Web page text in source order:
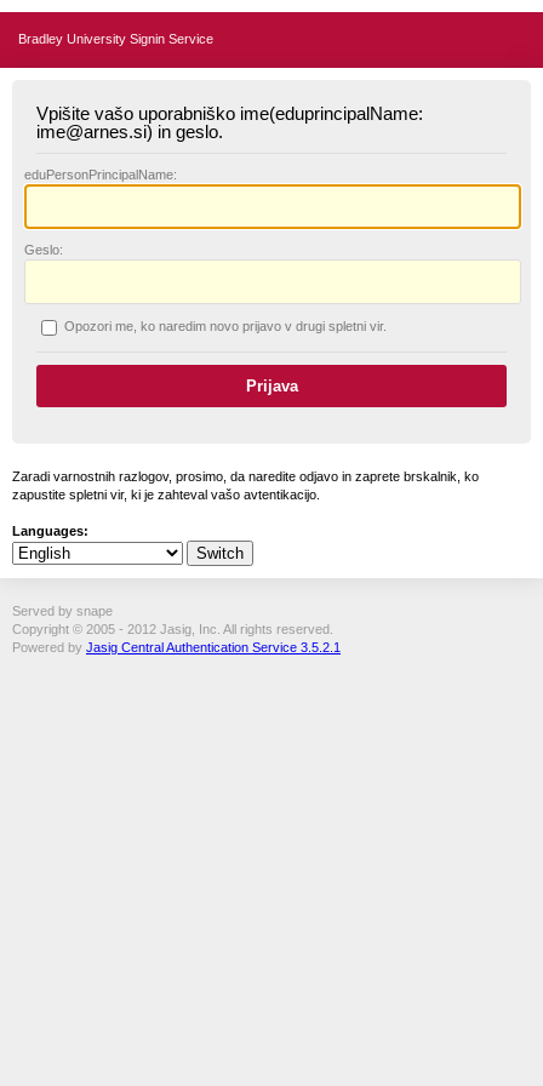
Bradley University Signin Service
Vpišite vašo uporabniško ime(eduprincipalName:
ime@arnes.si) in geslo.
eduPersonPrincipalName:
Geslo:
Opozori me, ko naredim novo prijavo v drugi spletni vir.
Zaradi varnostnih razlogov, prosimo, da naredite odjavo in zaprete brskalnik, ko
zapustite spletni vir, ki je zahteval vašo avtentikacijo.
Languages:
Served by snape
Copyright © 2005 - 2012 Jasig, Inc. All rights reserved.
Powered by Jasig Central Authentication Service 3.5.2.1